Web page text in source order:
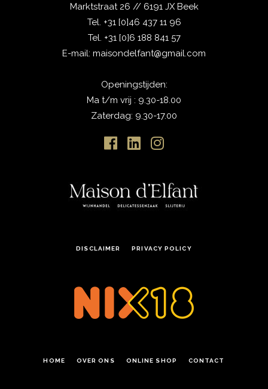
Marktstraat 26 // 6191 JX Beek
Tel. +31 [0]46 437 11 96
Tel. +31 [0]6 188 841 57
E-mail: maisondelfant@gmail.com
Openingstijden:
Ma t/m vrij : 9.30-18.00
Zaterdag: 9.30-17.00
DISCLAIMER PRIVACY POLICY
HOME OVER ONS ONLINE SHOP CONTACT